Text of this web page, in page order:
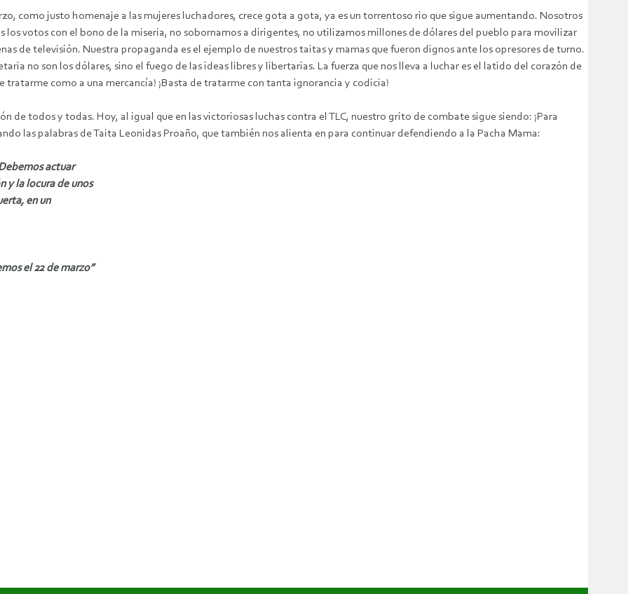
como justo homenaje a las mujeres luchadores, crece gota a gota, ya es un torrentoso rio que sigue aumentando. Nosotros
votos con el bono de la miseria, no sobornamos a dirigentes, no utilizamos millones de dólares del pueblo para movilizar
de televisión. Nuestra propaganda es el ejemplo de nuestros taitas y mamas que fueron dignos ante los opresores de turno.
no son los dólares, sino el fuego de las ideas libres y libertarias. La fuerza que nos lleva a luchar es el latido del corazón de
tratarme como a una mercancía! ¡Basta de tratarme con tanta ignorancia y codicia!
de todos y todas. Hoy, al igual que en las victoriosas luchas contra el TLC, nuestro grito de combate sigue siendo: ¡Para
las palabras de Taita Leonidas Proaño, que también nos alienta en para continuar defendiendo a la Pacha Mama:
actuar
y la locura de unos
en un
el 22 de marzo”